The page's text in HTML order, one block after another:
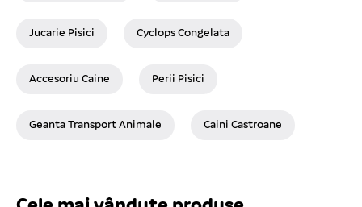
Jucarie Pisici Cyclops Congelata
Accesoriu Caine Perii Pisici
Geanta Transport Animale Caini Castroane